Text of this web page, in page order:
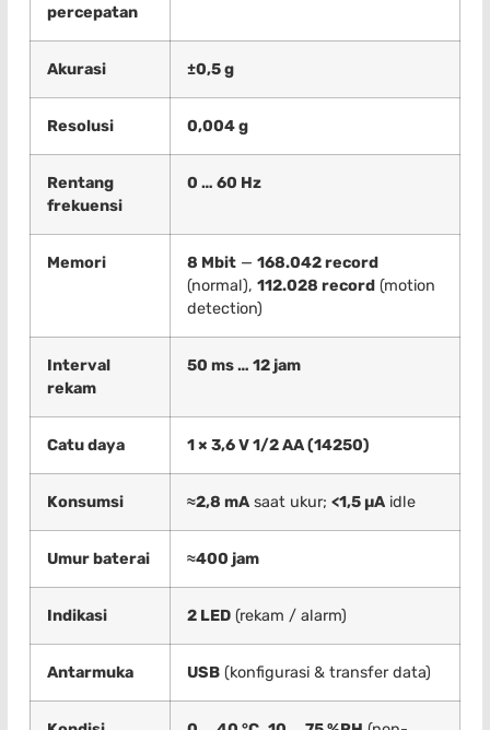
percepatan
Akurasi ±0,5 g
Resolusi 0,004 g
Rentang
frekuensi
0 … 60 Hz
Memori 8 Mbit — 168.042 record
(normal), 112.028 record (motion
detection)
Interval
rekam
50 ms … 12 jam
Catu daya 1 × 3,6 V 1/2 AA (14250)
Konsumsi ≈2,8 mA saat ukur; <1,5 µA idle
Umur baterai ≈400 jam
Indikasi 2 LED (rekam / alarm)
Antarmuka USB (konfigurasi & transfer data)